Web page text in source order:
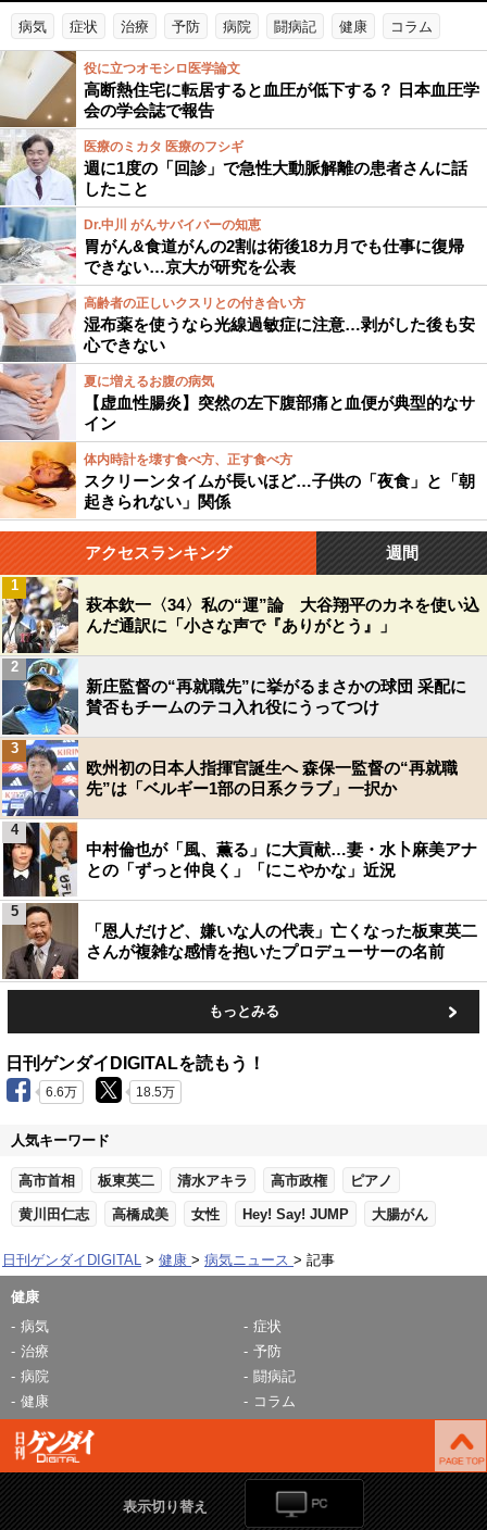
病気 症状 治療 予防 病院 闘病記 健康 コラム
役に立つオモシロ医学論文
高断熱住宅に転居すると血圧が低下する？ 日本血圧学
会の学会誌で報告
医療のミカタ 医療のフシギ
週に1度の「回診」で急性大動脈解離の患者さんに話
したこと
Dr.中川 がんサバイバーの知恵
胃がん&食道がんの2割は術後18カ月でも仕事に復帰
できない…京大が研究を公表
高齢者の正しいクスリとの付き合い方
湿布薬を使うなら光線過敏症に注意…剥がした後も安
心できない
夏に増えるお腹の病気
【虚血性腸炎】突然の左下腹部痛と血便が典型的なサ
イン
体内時計を壊す食べ方、正す食べ方
スクリーンタイムが長いほど…子供の「夜食」と「朝
起きられない」関係
アクセスランキング 週間
萩本欽一〈34〉私の“運”論 大谷翔平のカネを使い込
んだ通訳に「小さな声で『ありがとう』」
1
新庄監督の“再就職先”に挙がるまさかの球団 采配に
賛否もチームのテコ入れ役にうってつけ
2
欧州初の日本人指揮官誕生へ 森保一監督の“再就職
先”は「ベルギー1部の日系クラブ」一択か
3
中村倫也が「風、薫る」に大貢献…妻・水卜麻美アナ
との「ずっと仲良く」「にこやかな」近況
4
「恩人だけど、嫌いな人の代表」亡くなった板東英二
さんが複雑な感情を抱いたプロデューサーの名前
5
もっとみる
日刊ゲンダイDIGITALを読もう！
6.6万 18.5万
人気キーワード
高市首相 板東英二 清水アキラ 高市政権 ピアノ
黄川田仁志 高橋成美 女性 Hey! Say! JUMP 大腸がん
日刊ゲンダイDIGITAL 健康 病気ニュース 記事
健康
病気
症状
治療
予防
病院
闘病記
健康
コラム
表示切り替え